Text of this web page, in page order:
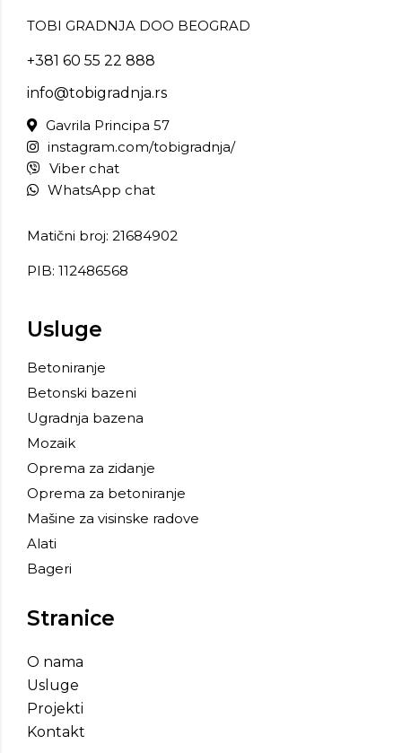
TOBI GRADNJA DOO BEOGRAD
+381 60 55 22 888
info@tobigradnja.rs
Gavrila Principa 57
instagram.com/tobigradnja/
Viber chat
WhatsApp chat
Matični broj: 21684902
PIB: 112486568
Usluge
Betoniranje
Betonski bazeni
Ugradnja bazena
Mozaik
Oprema za zidanje
Oprema za betoniranje
Mašine za visinske radove
Alati
Bageri
Stranice
O nama
Usluge
Projekti
Kontakt